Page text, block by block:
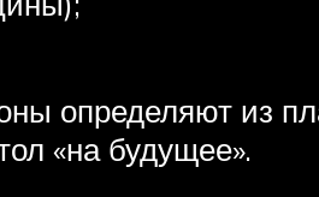
определяют из
«на будущее».